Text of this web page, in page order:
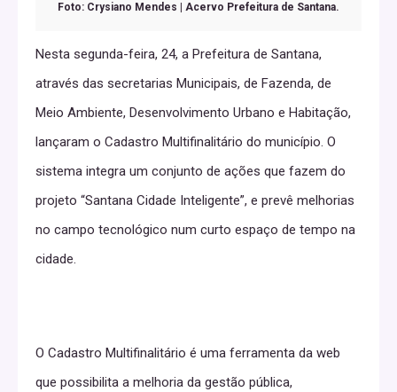
Foto: Crysiano Mendes | Acervo Prefeitura de Santana.
Nesta segunda-feira, 24, a Prefeitura de Santana,
através das secretarias Municipais, de Fazenda, de
Meio Ambiente, Desenvolvimento Urbano e Habitação,
lançaram o Cadastro Multifinalitário do município. O
sistema integra um conjunto de ações que fazem do
projeto “Santana Cidade Inteligente”, e prevê melhorias
no campo tecnológico num curto espaço de tempo na
cidade.
O Cadastro Multifinalitário é uma ferramenta da web
que possibilita a melhoria da gestão pública,